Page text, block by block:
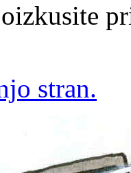
stran.